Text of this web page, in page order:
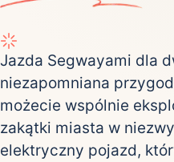
Jazda Segwayami dla
niezapomniana
możecie wspólnie
zakątki miasta w
elektryczny pojazd,